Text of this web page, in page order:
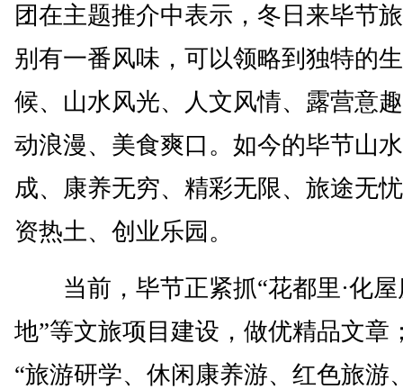
团在主题推介中表示，冬日来毕节
别有一番风味，可以领略到独特的
候、山水风光、人文风情、露营意
动浪漫、美食爽口。如今的毕节山
成、康养无穷、精彩无限、旅途无
资热土、创业乐园。
当前，毕节正紧抓“花都里·化屋
地”等文旅项目建设，做优精品文章
“旅游研学、休闲康养游、红色旅游